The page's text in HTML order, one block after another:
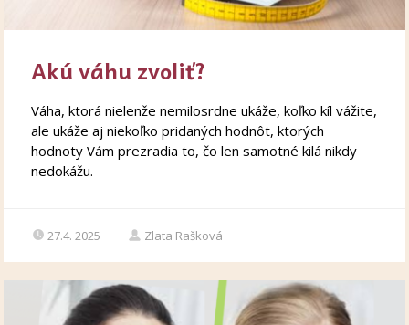
Akú váhu zvoliť?
Váha, ktorá nielenže nemilosrdne ukáže, koľko kíl vážite,
ale ukáže aj niekoľko pridaných hodnôt, ktorých
hodnoty Vám prezradia to, čo len samotné kilá nikdy
nedokážu.
27.4. 2025 Zlata Rašková